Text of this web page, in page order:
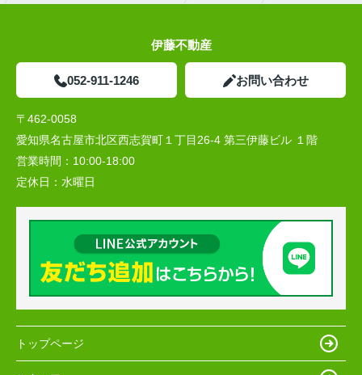
伊藤不動産
052-911-1246 お問い合わせ
〒462-0058
愛知県名古屋市北区西志賀町１丁目26-4 第三伊藤ビル １階
営業時間： 10:00‐18:00
定休日： 水曜日
トップページ